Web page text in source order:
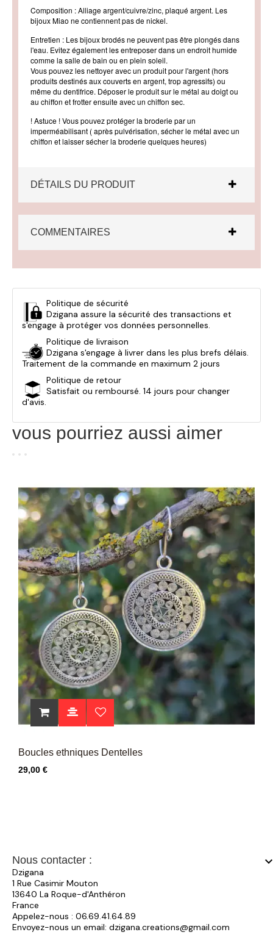
Composition : Alliage argent/cuivre/zinc, plaqué argent. Les
bijoux Miao ne contiennent pas de nickel.
Entretien : Les bijoux brodés ne peuvent pas être plongés dans
l'eau. Evitez également les entreposer dans un endroit humide
comme la salle de bain ou en plein soleil.
Vous pouvez les nettoyer avec un produit pour l'argent (hors
produits destinés aux couverts en argent, trop agressifs) ou
même du dentifrice. Déposer le produit sur le métal au doigt ou
au chiffon et frotter ensuite avec un chiffon sec.
! Astuce ! Vous pouvez protéger la broderie par un
imperméabilisant ( après pulvérisation, sécher le métal avec un
chiffon et laisser sécher la broderie quelques heures)
DÉTAILS DU PRODUIT
COMMENTAIRES
Politique de sécurité
Dzigana assure la sécurité des transactions et
s'engage à protéger vos données personnelles.
Politique de livraison
Dzigana s'engage à livrer dans les plus brefs délais.
Traitement de la commande en maximum 2 jours
Politique de retour
Satisfait ou remboursé. 14 jours pour changer
d'avis.
vous pourriez aussi aimer
Boucles ethniques Dentelles
Prix
29,00 €
Nous contacter :
Dzigana
1 Rue Casimir Mouton
13640 La Roque-d'Anthéron
France
Appelez-nous : 06.69.41.64.89
Envoyez-nous un email: dzigana.creations@gmail.com